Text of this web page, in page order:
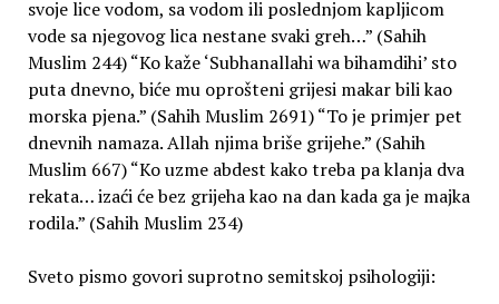
svoje lice vodom, sa vodom ili poslednjom kapljicom
vode sa njegovog lica nestane svaki greh…” (Sahih
Muslim 244) “Ko kaže ‘Subhanallahi wa bihamdihi’ sto
puta dnevno, biće mu oprošteni grijesi makar bili kao
morska pjena.” (Sahih Muslim 2691) “To je primjer pet
dnevnih namaza. Allah njima briše grijehe.” (Sahih
Muslim 667) “Ko uzme abdest kako treba pa klanja dva
rekata… izaći će bez grijeha kao na dan kada ga je majka
rodila.” (Sahih Muslim 234)
Sveto pismo govori suprotno semitskoj psihologiji: